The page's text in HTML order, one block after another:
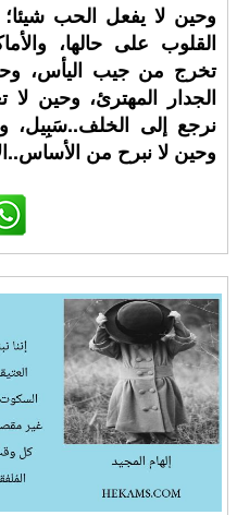
وحين لا يفعل الحب
القلوب على حالها،
تخرج من جيب اليأس،
الجدار المهترئ، وحين لا
نرجع إلى الخلف..سَبِيل،
وحين لا نبرح من